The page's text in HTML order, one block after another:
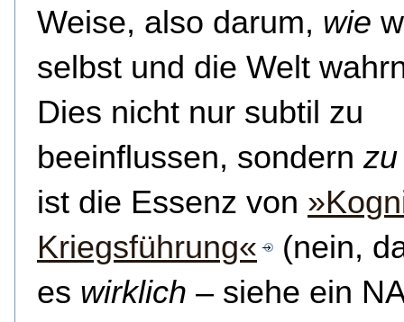
Weise, also darum, wie
selbst und die Welt
Dies nicht nur subtil zu
beeinflussen, sondern
ist die Essenz von
Kriegsführung«
(nein,
es wirklich – siehe ein